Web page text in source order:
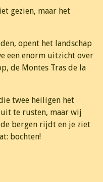
gezien, maar het
opent het landschap
een enorm uitzicht over
de Montes Tras de la
twee heiligen het
te rusten, maar wij
bergen rijdt en je ziet
bochten!